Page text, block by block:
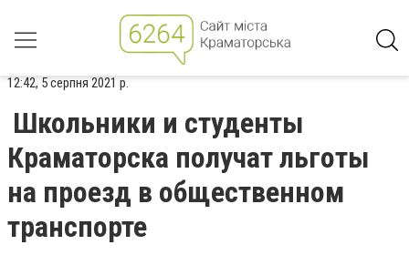
12:42, 5 серпня 2021 р.
Школьники и студенты
Краматорска получат льготы
на проезд в общественном
транспорте